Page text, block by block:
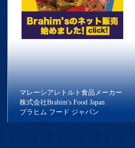
マレーシアレトルト食品メーカー
株式会社Brahim's Food Japan
ブラヒム フード ジャパン